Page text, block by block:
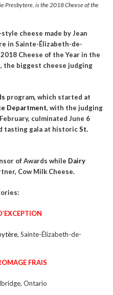
Presbytere, is the 2018 Cheese of the
cheese made by Jean
in Sainte-Élizabeth-de-
Cheese of the Year in the
the biggest cheese judging
program, which started at
Department, with the judging
culminated June 6
tasting gala at historicSt.
of Awards while Dairy
Cow Milk Cheese.
, Sainte-Élizabeth-de-
FRAIS
Ontario